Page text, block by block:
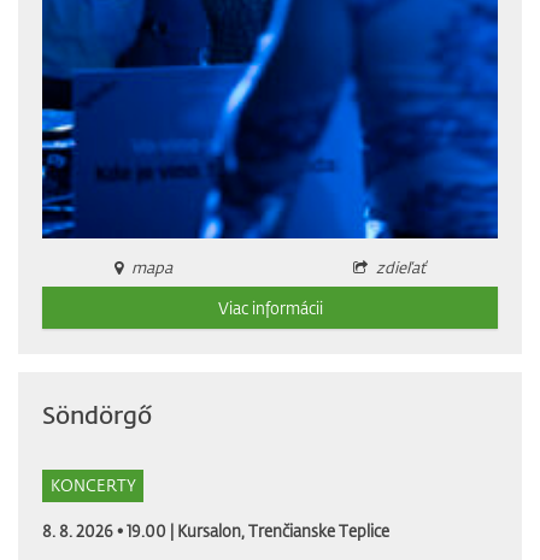
mapa
zdieľať
Viac informácii
Söndörgő
KONCERTY
8. 8. 2026 • 19.00 | Kursalon, Trenčianske Teplice